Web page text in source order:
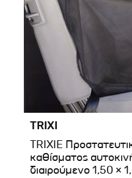
TRIXI
TRIXIE
καθίσματος
διαιρούμενο 1,50 ×